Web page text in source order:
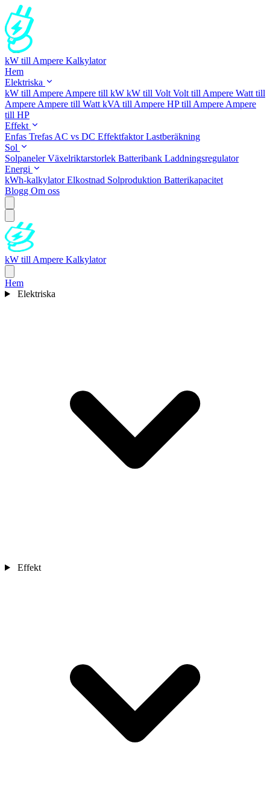
kW till Ampere Kalkylator
Hem
Elektriska
kW till Ampere Ampere till kW kW till Volt Volt till Ampere Watt till
Ampere Ampere till Watt kVA till Ampere HP till Ampere Ampere
till HP
Effekt
Enfas Trefas AC vs DC EffektfaktorLastberäkning
Sol
SolpanelerVäxelriktarstorlek Batteribank Laddningsregulator
Energi
kWh-kalkylatorElkostnad Solproduktion Batterikapacitet
Blogg Om oss
kW till Ampere Kalkylator
Hem
Elektriska
Effekt